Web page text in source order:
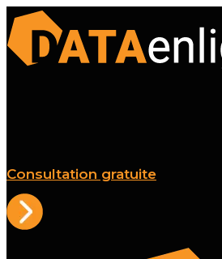
Consultation gratuite